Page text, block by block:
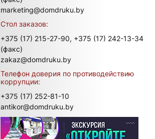
marketing@domdruku.by
Стол заказов:
+375 (17) 215-27-90, +375 (17) 242-13-34
(факс)
zakaz@domdruku.by
Телефон доверия по противодействию
коррупции:
+375 (17) 252-81-10
antikor@domdruku.by